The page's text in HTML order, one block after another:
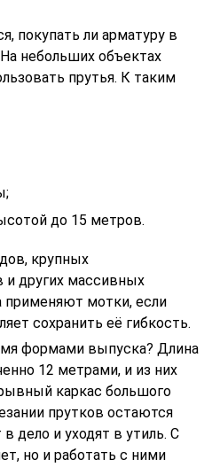
покупать ли арматуру в
небольших объектах
прутья. К таким
до 15 метров.
крупных
других массивных
применяют мотки, если
сохранить её гибкость.
формами выпуска? Длина
12 метрами, и из них
каркас большого
прутков остаются
дело и уходят в утиль. С
но и работать с ними